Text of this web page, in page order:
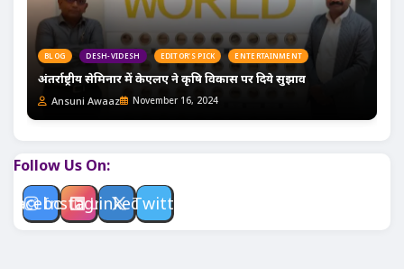
BLOG DESH-VIDESH EDITOR'S PICK ENTERTAINMENT
अंतर्राष्ट्रीय सेमिनार में केएलए ने कृषि विकास पर दिये सुझाव
Ansuni Awaaz November 16, 2024
Follow Us On:
Facebook
Instagram
LinkedinTwitter